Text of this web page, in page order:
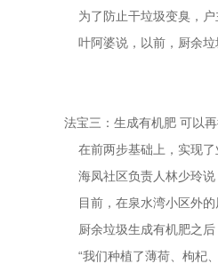
为了防止干垃圾变臭，户
叶阿婆说，以前，厨余垃
法宝三：生成有机肥 可以
在前两步基础上，实现了
海凤社区负责人林少玲说
目前，在泉水湾小区外的
厨余垃圾生成有机肥之后
“我们种植了薄荷、枸杞